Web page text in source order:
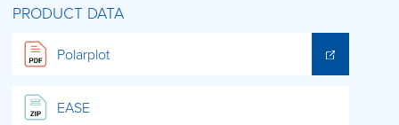
PRODUCT DATA
Polarplot
EASE